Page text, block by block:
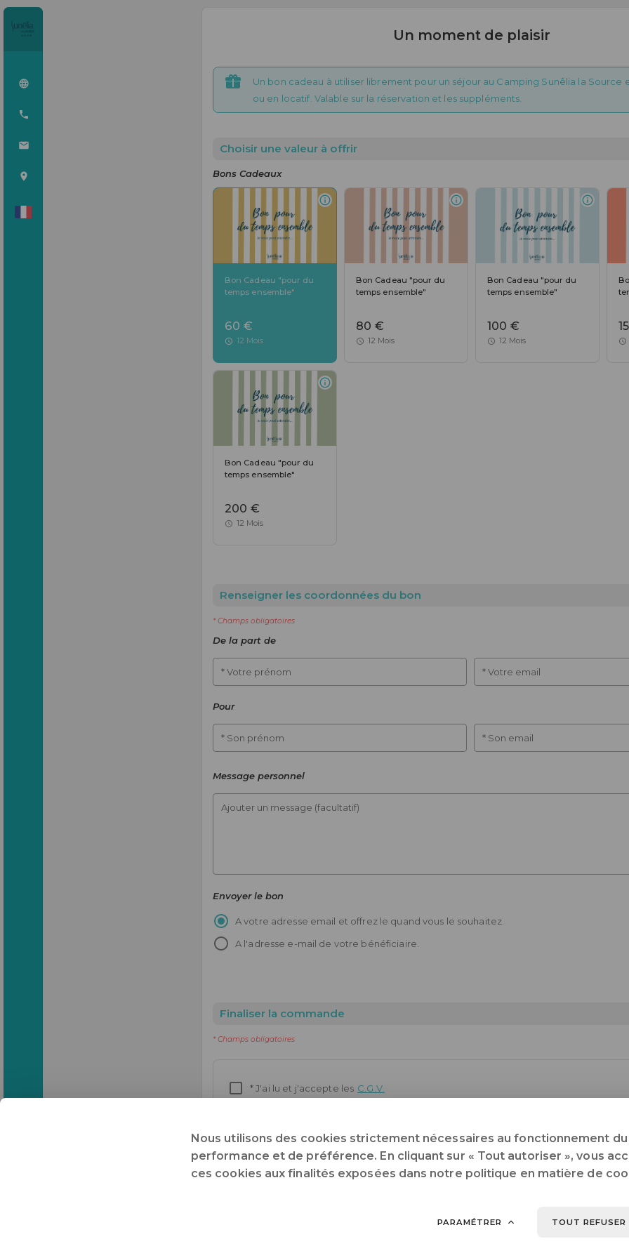
Un moment de plaisir
Un bon cadeau à utiliser librement pour un séjour au Camping Sunêlia la Source
ou en locatif. Valable sur la réservation et les suppléments.
Choisir une valeur à offrir
Bons Cadeaux
Bon Cadeau "pour du
temps ensemble"
60 €
12 Mois
Bon Cadeau "pour du
temps ensemble"
80 €
12 Mois
Bon Cadeau "pour du
temps ensemble"
100 €
12 Mois
Bon Cadeau "pour du
temps ensemble"
200 €
12 Mois
Renseigner les coordonnées du bon
* Champs obligatoires
De la part de
* Votre prénom * Votre email
Pour
* Son prénom * Son email
Message personnel
Ajouter un message (facultatif)
Envoyer le bon
A votre adresse email et offrez le quand vous le souhaitez.
A l'adresse e-mail de votre bénéficiaire.
Finaliser la commande
* Champs obligatoires
* J'ai lu et j'accepte les C.G.V.
exclues du droit de rétractation légal.
Nous utilisons des cookies strictement nécessaires au fonctionnement du
performance et de préférence. En cliquant sur « Tout autoriser », vous
ces cookies aux finalités exposées dans notre politique en matière de
PARAMÉTRER TOUT REFUSER